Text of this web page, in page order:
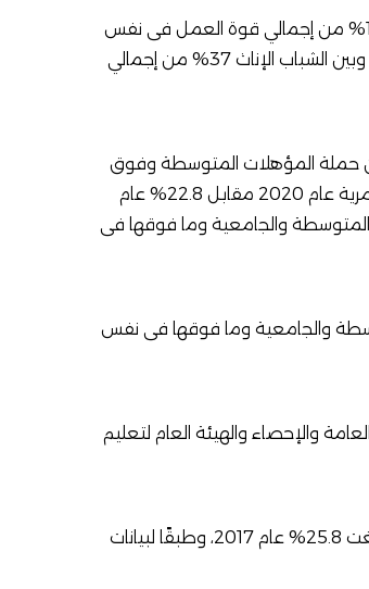
وذكر الجهاز أن معدل البطالة بلغ بين الشباب الذين تتراوح أعمارهم بين (15ـ 29 سنة) 15% من إجمالي قوة العمل فى نفس
الفئة العمرية، مقابل 16.7% عام 2019، وبلغ معدل البطالة بين الشباب الذكور 10.7% وبين الشباب الإناث 37% من إجمالي
بلغ معدل البطالة للشباب فى الفئة العمرية (15-29 سنة) من حملة المؤهلات المتوسطة وفوق
المتوسطة والجامعية وما فوقها 19.4٪ من إجمالي قوة العمل فى نفس الفئة العمرية عام 2020 مقابل 22.8% عام
المتوسطة والجامعية وما فوقها فى
والجامعية وما فوقها فى نفس
العامة والإحصاء والهيئة العام لتعليم
يُشار إلى أن معدل الأمية انخفض من 39.4% عام 1996 إلى 29.7% عام 2006، ثم بلغت 25.8% عام 2017، وطبقًا لبيانات